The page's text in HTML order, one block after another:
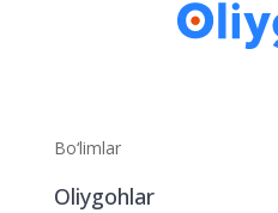
Bo‘limlar
Oliygohlar